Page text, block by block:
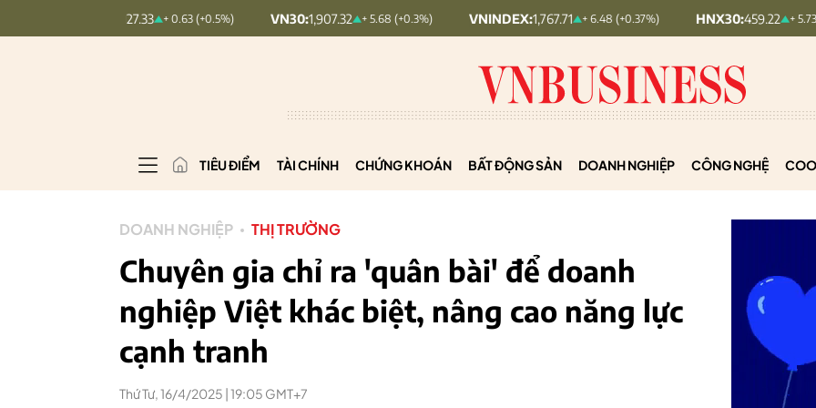
+ 0.63 (+0.5%) VN30: 1,907.32 + 5.68 (+0.3%) VNINDEX: 1,767.71 + 6.48 (+0.37%) HNX30: 459.22 + 5.73 (+1.26%)
TIÊU ĐIỂM TÀI CHÍNH CHỨNG KHOÁN BẤT ĐỘNG SẢN DOANH NGHIỆP CÔNG NGHỆ
DOANH NGHIỆP THỊ TRƯỜNG
Chuyên gia chỉ ra 'quân bài' để doanh
nghiệp Việt khác biệt, nâng cao năng lực
cạnh tranh
Thứ Tư, 16/4/2025 | 19:05 GMT+7